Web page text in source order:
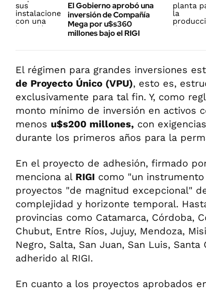
El Gobierno aprobó una
inversión de Compañía
Mega por u$s360
millones bajo el RIGI
El régimen para grandes inversiones
de Proyecto Único (VPU), esto es,
exclusivamente para tal fin. Y, como
monto mínimo de inversión en activos
menos u$s200 millones, con
durante los primeros años para la
En el proyecto de adhesión, firmado
menciona al RIGI como "un
proyectos "de magnitud excepcional"
complejidad y horizonte temporal.
provincias como Catamarca, Córdoba,
Chubut, Entre Ríos, Jujuy, Mendoza,
Negro, Salta, San Juan, San Luis, Santa
adherido al RIGI.
En cuanto a los proyectos aprobados